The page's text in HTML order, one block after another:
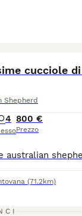
cucciole
Shepherd
4 800 €
Prezzo
(71.2km)